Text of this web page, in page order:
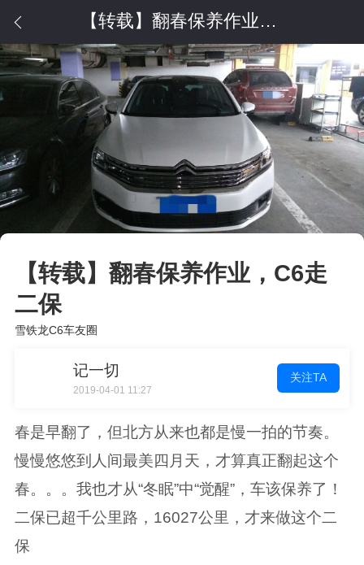
【转载】翻春保养作业，C6走二保
【转载】翻春保养作业，C6走
二保
雪铁龙C6车友圈
记一切
2019-04-01 11:27
关注TA
春是早翻了，但北方从来也都是慢一拍的节奏。
慢慢悠悠到人间最美四月天，才算真正翻起这个
春。。。我也才从“冬眠”中“觉醒”，车该保养了！
二保已超千公里路，16027公里，才来做这个二
保